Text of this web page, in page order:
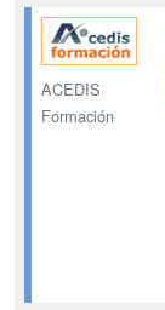
ACEDIS
Formación